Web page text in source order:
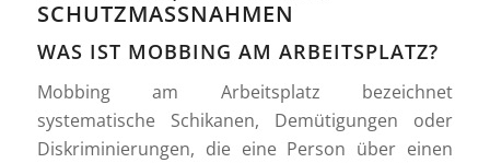
SCHUTZMASSNAHMEN
WAS IST MOBBING AM ARBEITSPLATZ?
Mobbing am Arbeitsplatz bezeichnet
systematische Schikanen, Demütigungen oder
Diskriminierungen, die eine Person über einen